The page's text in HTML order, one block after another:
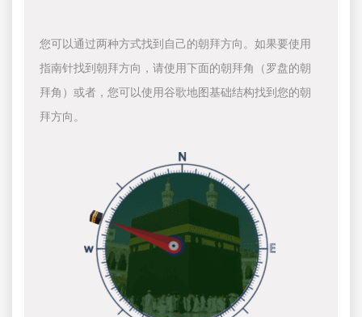
您可以通过两种方式找到自己的朝拜方向。如果要使用
指南针找到朝拜方向，请使用下面的朝拜角（罗盘的朝
拜角）或者，您可以使用谷歌地图基础结构找到您的朝
拜方向。